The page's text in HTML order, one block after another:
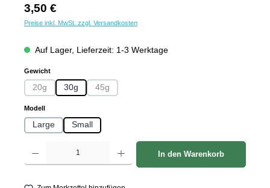
Regulärer Preis:
3,50 €
Preise inkl. MwSt. zzgl. Versandkosten
Auf Lager, Lieferzeit: 1-3 Werktage
Gewichtauswählen
20g
(Diese Option ist zurzeit nicht verfügbar.)
30g 45g
(Diese Option ist zurzeit nicht verfügbar.)
Modell auswählen
Large Small
Produkt Anzahl: Gib den gewünschten Wert ein oder benutze die Schaltflächen um
In den Warenkorb